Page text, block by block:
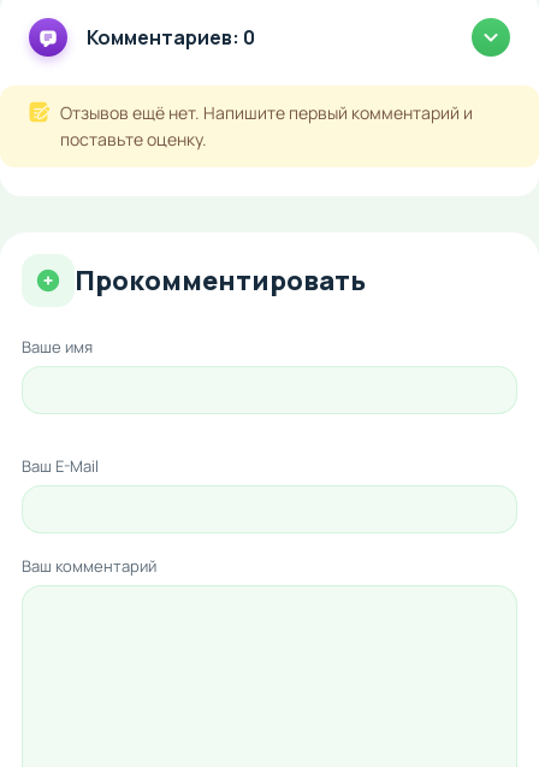
Комментариев: 0
Отзывов ещё нет. Напишите первый комментарий и
поставьте оценку.
Прокомментировать
Ваше имя
Ваш E-Mail
Ваш комментарий